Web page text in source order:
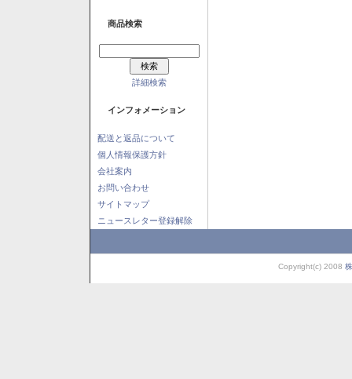
商品検索
詳細検索
インフォメーション
配送と返品について
個人情報保護方針
会社案内
お問い合わせ
サイトマップ
ニュースレター登録解除
Copyright(c) 2008